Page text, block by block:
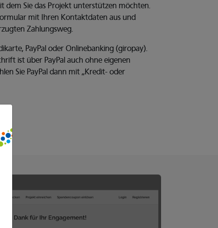
dem Sie das Projekt unterstützen möchten.
mit Ihren Kontaktdaten aus und
Zahlungsweg.
PayPal oder Onlinebanking (giropay).
ist über PayPal auch ohne eigenen
Sie PayPal dann mit „Kredit- oder